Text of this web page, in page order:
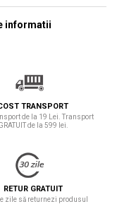
informatii
TRANSPORT
de la 19 Lei. Transport
de la 599 lei.
RETUR GRATUIT
zile să returnezi produsul